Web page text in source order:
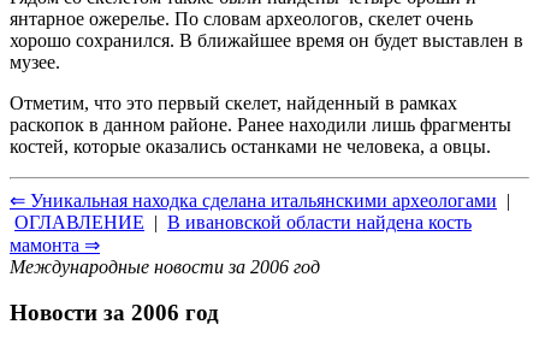
янтарное ожерелье. По словам археологов, скелет очень
хорошо сохранился. В ближайшее время он будет выставлен в
музее.
Отметим, что это первый скелет, найденный в рамках
раскопок в данном районе. Ранее находили лишь фрагменты
костей, которые оказались останками не человека, а овцы.
⇐ Уникальная находка сделана итальянскими археологами |
ОГЛАВЛЕНИЕ | В ивановской области найдена кость
мамонта ⇒
Международные новости за 2006 год
Новости за 2006 год